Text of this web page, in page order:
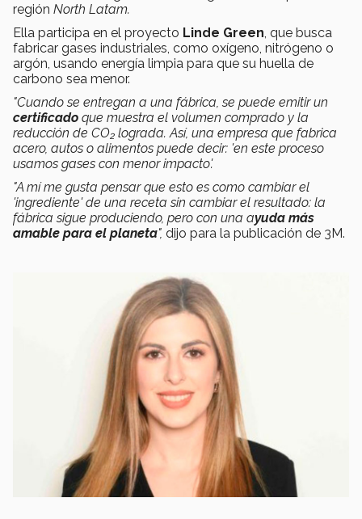
región North Latam.
Ella participa en el proyecto Linde Green, que busca
fabricar gases industriales, como oxígeno, nitrógeno o
argón, usando energía limpia para que su huella de
carbono sea menor.
"Cuando se entregan a una fábrica, se puede emitir un
certificado que muestra el volumen comprado y la
reducción de CO₂ lograda. Así, una empresa que fabrica
acero, autos o alimentos puede decir: 'en este proceso
usamos gases con menor impacto'.
"A mí me gusta pensar que esto es como cambiar el
'ingrediente' de una receta sin cambiar el resultado: la
fábrica sigue produciendo, pero con una ayuda más
amable para el planeta", dijo para la publicación de 3M.